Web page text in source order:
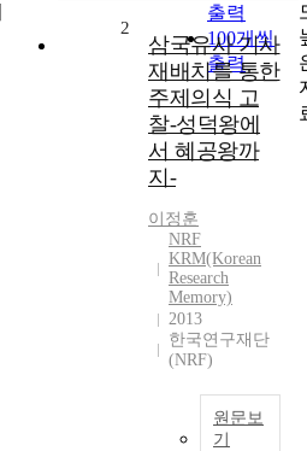
출력
100개씩
출력
2
삼국유사 기사
재배치를 통한
주제의식 고
찰-성덕왕에
서 혜공왕까
지-
이정훈
NRF
KRM(Korean
Research
Memory)
2013
한국연구재단
(NRF)
원문보
기